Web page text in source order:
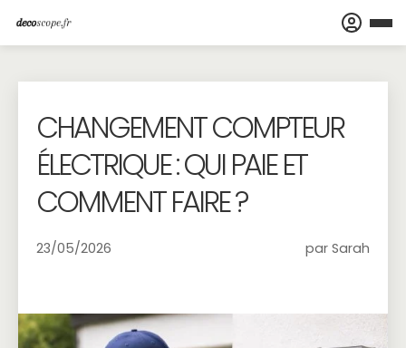
CHANGEMENT COMPTEUR
ÉLECTRIQUE : QUI PAIE ET
COMMENT FAIRE ?
23/05/2026 par Sarah